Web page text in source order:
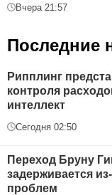
Вчера 21:57
Последние
Рипплинг
контроля
интеллект
Сегодня 02:50
Переход Бруну
задерживается
проблем